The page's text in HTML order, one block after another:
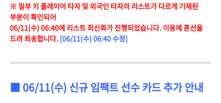
※ 일부 키 플레이어 타자 및 외국인 타자의 리스트가 다르게 기재된
부분이 확인되어
06/11(수) 06:40에 리스트 최신화가 진행되었습니다. 이용에 혼선을
드려 죄송합니다. [06/11(수) 06:40 수정]
■ 06/11(수) 신규 임팩트 선수 카드 추가 안내